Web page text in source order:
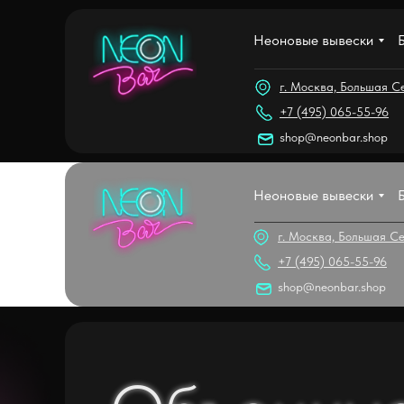
Неоновые вывески
г. Москва, Большая
shop@neonbar.shop
+7 (495) 065-55-96
Неоновые вывески
г. Москва, Большая
shop@neonbar.shop
+7 (495) 065-55-96
+7 (939)